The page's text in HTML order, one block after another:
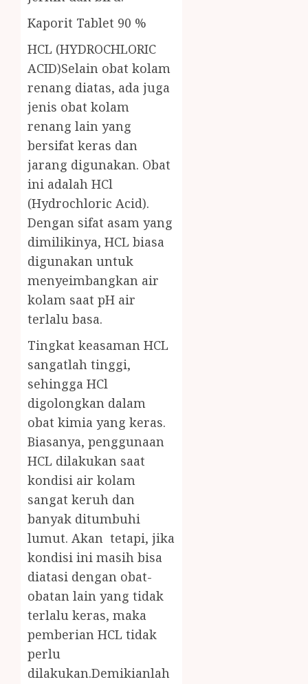
Kaporit Tablet 90 %
HCL (HYDROCHLORIC
ACID)Selain obat kolam
renang diatas, ada juga
jenis obat kolam
renang lain yang
bersifat keras dan
jarang digunakan. Obat
ini adalah HCl
(Hydrochloric Acid).
Dengan sifat asam yang
dimilikinya, HCL biasa
digunakan untuk
menyeimbangkan air
kolam saat pH air
terlalu basa.
Tingkat keasaman HCL
sangatlah tinggi,
sehingga HCl
digolongkan dalam
obat kimia yang keras.
Biasanya, penggunaan
HCL dilakukan saat
kondisi air kolam
sangat keruh dan
banyak ditumbuhi
lumut. Akan tetapi, jika
kondisi ini masih bisa
diatasi dengan obat-
obatan lain yang tidak
terlalu keras, maka
pemberian HCL tidak
perlu
dilakukan.Demikianlah